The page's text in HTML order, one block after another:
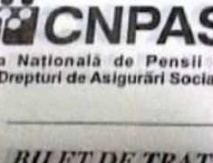
în licitație. Proiectul
îngrijitori, bucătari și
în Miniaturi și
a evenimentului „Fiii